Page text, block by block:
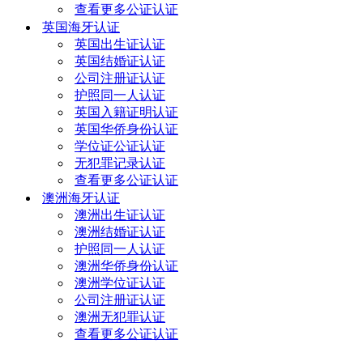
查看更多公证认证
英国海牙认证
英国出生证认证
英国结婚证认证
公司注册证认证
护照同一人认证
英国入籍证明认证
英国华侨身份认证
学位证公证认证
无犯罪记录认证
查看更多公证认证
澳洲海牙认证
澳洲出生证认证
澳洲结婚证认证
护照同一人认证
澳洲华侨身份认证
澳洲学位证认证
公司注册证认证
澳洲无犯罪认证
查看更多公证认证